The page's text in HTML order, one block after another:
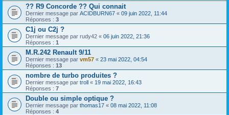
?? R9 Concorde ?? Qui connait
Dernier message par ACIDBURN67 « 09 juin 2022, 11:44
Réponses : 3
C1j ou C2j ?
Dernier message par rudy42 « 06 juin 2022, 21:36
Réponses : 1
M.R.242 Renault 9/11
Dernier message par vm57 « 23 mai 2022, 04:54
Réponses : 13
nombre de turbo produites ?
Dernier message par troll « 19 mai 2022, 16:43
Réponses : 7
Double ou simple optique ?
Dernier message par thomas17 « 08 mai 2022, 11:08
Réponses : 4